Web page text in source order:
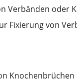
Verbänden oder
Fixierung von